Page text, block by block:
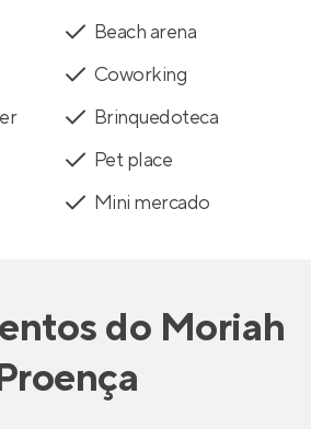
Beach arena
Coworking
Brinquedoteca
Pet place
Mini mercado
do Moriah